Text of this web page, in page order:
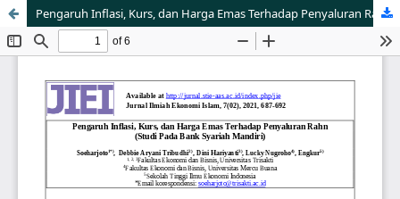
Pengaruh Inflasi, Kurs, dan Harga Emas Terhadap Penyaluran Rahn (Studi Pada Bank Syariah Mandiri)